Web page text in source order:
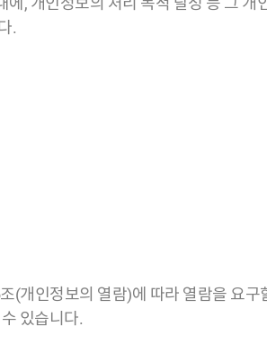
.
(개인정보의 열람)에 따라 열람을 요구
있습니다.